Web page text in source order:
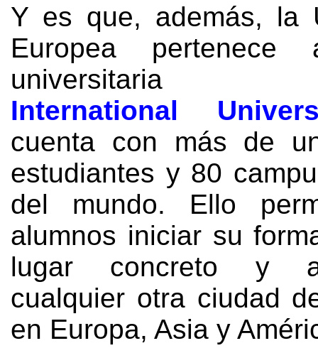
Y es que, además, la
Europea
universitaria
International
cuenta con más de
estudiantes y80
del mundo. Ello
alumnos iniciar su
lugar concreto y
cualquier otra ciudad
en Europa, Asia y